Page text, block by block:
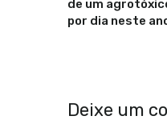
de um
por dia neste
Deixe um